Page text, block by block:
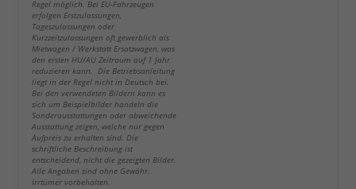
Regel möglich. Bei EU-Fahrzeugen
erfolgen Erstzulassungen,
Tageszulassungen oder
Kurzzeitzulassungen oft gewerblich als
Mietwagen / Werkstatt Ersatzwagen, was
den ersten HU/AU Zeitraum auf 1 Jahr
reduzieren kann. Die Betriebsanleitung
liegt in der Regel nicht in Deutsch bei.
Bei den verwendeten Bildern kann es
sich um Beispielbilder handeln die
Sonderausstattungen oder abweichende
Ausstattung zeigen, welche nur gegen
Aufpreis zu erhalten sind. Die
schriftliche Beschreibung ist
entscheidend, nicht die gezeigten Bilder.
Alle Angaben sind ohne Gewähr.
Irrtümer vorbehalten.